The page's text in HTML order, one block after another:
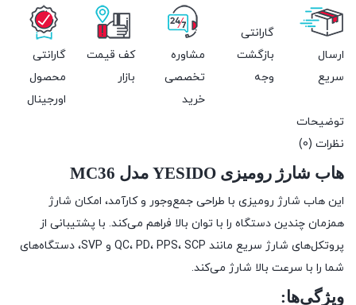
2,900,000 تومان
بود.
2,550,000 تومان.
ارسال
سریع
گارانتی
بازگشت
وجه
مشاوره
تخصصی
خرید
کف قیمت
بازار
گارانتی
محصول
اورجینال
توضیحات
نظرات (0)
هاب شارژ رومیزی YESIDO مدل MC36
این هاب شارژ رومیزی با طراحی جمع‌وجور و کارآمد، امکان شارژ
همزمان چندین دستگاه را با توان بالا فراهم می‌کند. با پشتیبانی از
پروتکل‌های شارژ سریع مانند QC، PD، PPS، SCP و SVP، دستگاه‌های
شما را با سرعت بالا شارژ می‌کند.
ویژگی‌ها: